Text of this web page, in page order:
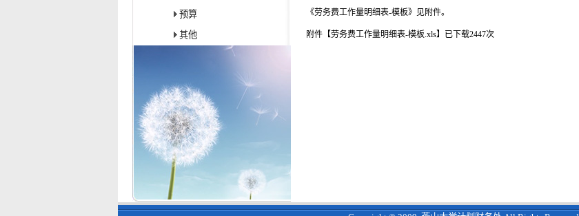
预算
其他
《劳务费工作量明细表-模板》见附件。
附件【劳务费工作量明细表-模板.xls】 已下载2447次